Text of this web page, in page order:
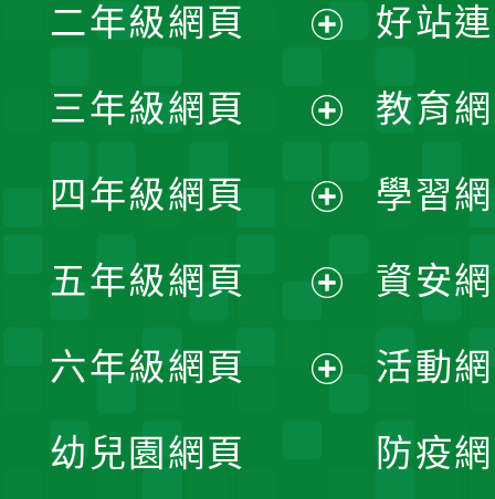
開
選
單
二年級網頁
開
選
單
三年級網頁
開
選
單
四年級網頁
開
選
五年級網頁
開
六年級網頁
幼兒園網頁
好站
教育
學習
資安
活動
防疫